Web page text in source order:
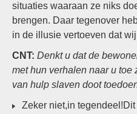
situaties waaraan ze niks
brengen. Daar tegenover
in de illusie vertoeven dat
CNT: Denkt u dat de
met hun verhalen naar u toe
van hulp slaven doot
Zeker niet,in